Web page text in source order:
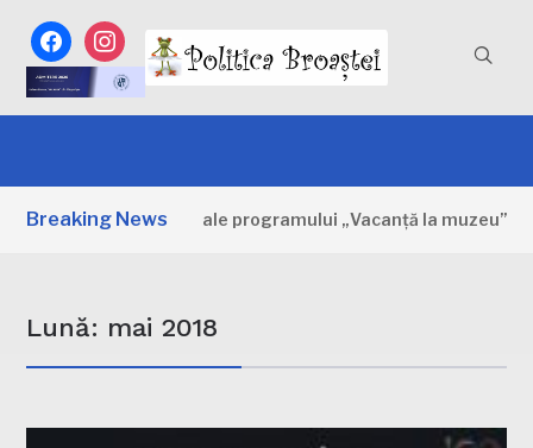
facebookinstagram
Breaking News
zile ale programului „Vacanță la muzeu” O ZI
Lună: mai 2018